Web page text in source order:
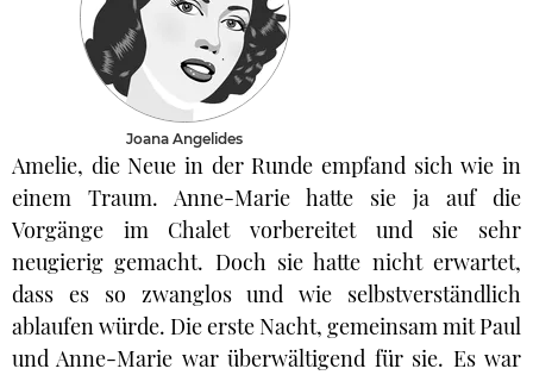
Joana Angelides
Amelie, die Neue in der Runde empfand sich wie in
einem Traum. Anne-Marie hatte sie ja auf die
Vorgänge im Chalet vorbereitet und sie sehr
neugierig gemacht. Doch sie hatte nicht erwartet,
dass es so zwanglos und wie selbstverständlich
ablaufen würde. Die erste Nacht, gemeinsam mit Paul
und Anne-Marie war überwältigend für sie. Es war